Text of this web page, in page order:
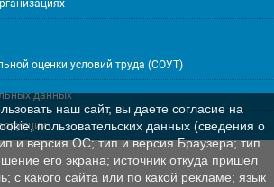
оценки условий труда (СОУТ)
данных
наш сайт, вы даете согласие на
пользовательских данных (сведения о
и версия ОС; тип и версия Браузера; тип
его экрана; источник откуда пришел
с какого сайта или по какой рекламе; язык